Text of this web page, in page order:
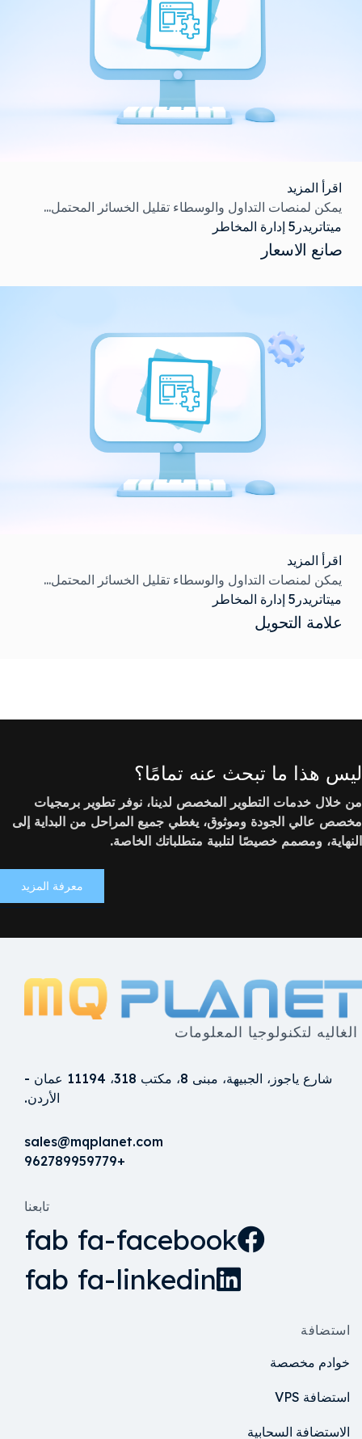
صانع الاسعار
ميتاتريدر5 إدارة المخاطر
يمكن لمنصات التداول والوسطاء تقليل الخسائر المحتمل...
اقرأ المزيد
علامة التحويل
ميتاتريدر5 إدارة المخاطر
يمكن لمنصات التداول والوسطاء تقليل الخسائر المحتمل...
اقرأ المزيد
ليس هذا ما تبحث عنه تمامًا؟
من خلال خدمات التطوير المخصص لدينا، نوفر تطوير برمجيات
مخصص عالي الجودة وموثوق، يغطي جميع المراحل من البداية إلى
النهاية، ومصمم خصيصًا لتلبية متطلباتك الخاصة.
معرفة المزيد
الغاليه لتكنولوجيا المعلومات
شارع ياجوز، الجبيهة، مبنى 8، مكتب 318، 11194 عمان -
الأردن.
sales@mqplanet.com
+962789959779
تابعنا
fab fa-facebook
fab fa-linkedin
استضافة
خوادم مخصصة
استضافة VPS
الاستضافة السحابية